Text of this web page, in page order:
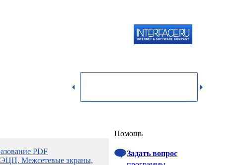
PDF
Межсетевые экраны,
Помощь
Задать вопрос